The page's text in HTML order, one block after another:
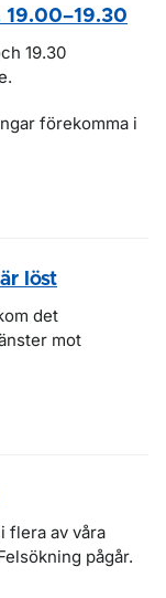
19.00–19.30
19.30
förekomma i
löst
det
mot
flera av våra
pågår.